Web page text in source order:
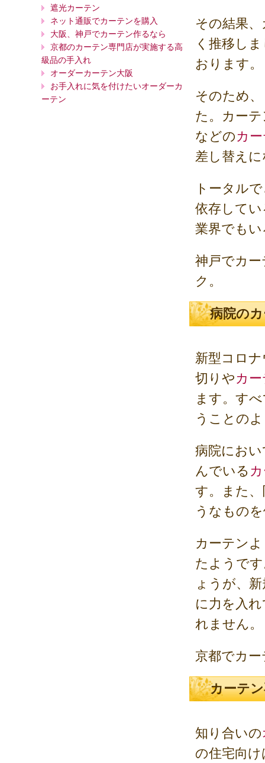
その結果
く推移し
おります。
そのため
た。カー
などのカ
差し替え
トータル
依存して
業界でも
神戸でカ
ク。
病院の
新型コロ
切りやカ
ます。す
うことの
病院にお
んでいる
す。また
うなもの
カーテン
たようで
ょうが、
に力を入
れません。
京都でカ
カーテ
知り合いの
の住宅向
遮光カーテン
ネット通販でカーテンを購入
大阪、神戸でカーテン作るなら
京都のカーテン専門店が実施する高
級品の手入れ
オーダーカーテン大阪
お手入れに気を付けたいオーダーカ
ーテン